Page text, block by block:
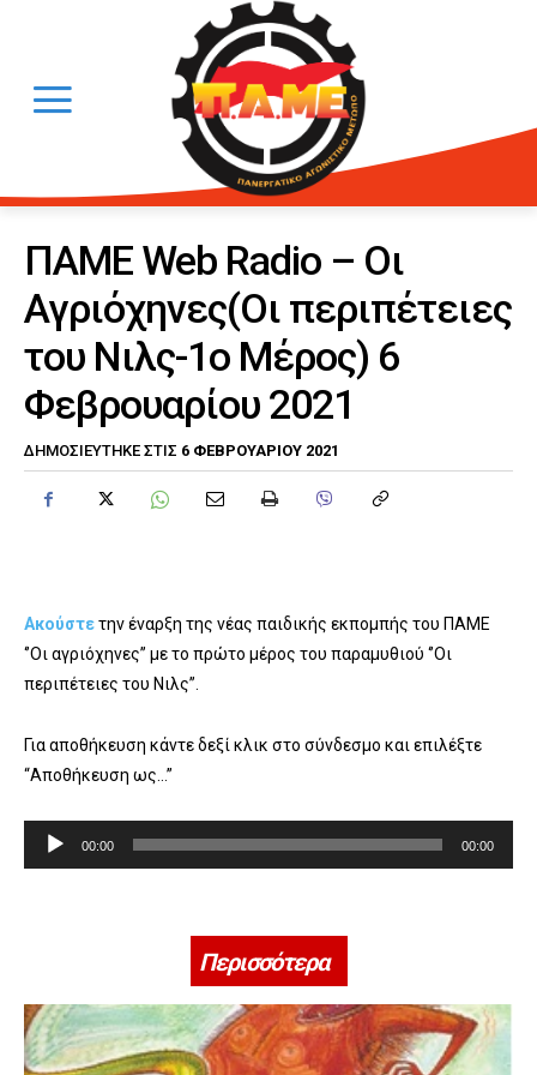
ΠΑΜΕ Web Radio – Οι
Αγριόχηνες(Οι περιπέτειες
του Νιλς-1ο Μέρος) 6
Φεβρουαρίου 2021
ΔΗΜΟΣΙΕΎΤΗΚΕ ΣΤΙΣ 6 ΦΕΒΡΟΥΑΡΊΟΥ 2021
Ακούστετην έναρξη της νέας παιδικής εκπομπής του ΠΑΜΕ
‘’Οι αγριόχηνες’’ με το πρώτο μέρος του παραμυθιού ‘’Οι
περιπέτειες του Νιλς’’.
Για αποθήκευση κάντε δεξί κλικ στο σύνδεσμο και επιλέξτε
“Αποθήκευση ως…”
ρ
μ
μ
00:00 00:00
Περισσότερα